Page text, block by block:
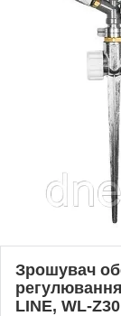
Зрошувач
LINE, WL-Z30